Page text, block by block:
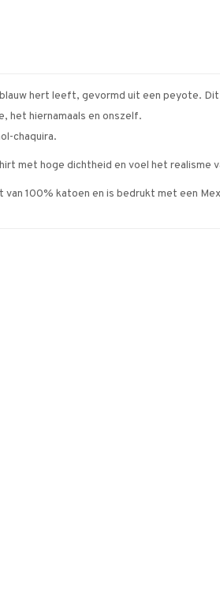
hert leeft, gevormd uit een peyote. Dit
het hiernamaals en onszelf.
chaquira.
met hoge dichtheid en voel het realisme
100% katoen en is bedrukt met een